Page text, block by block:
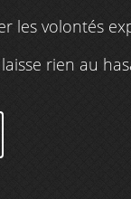
les volontés
rien au